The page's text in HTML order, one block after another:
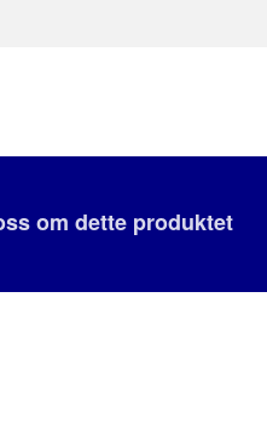
om dette produktet